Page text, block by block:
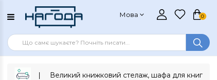
Мова 0
Великий книжковий стелаж, шафа для книг